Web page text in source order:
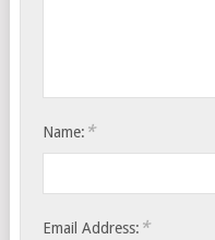
Name: *
Email Address: *